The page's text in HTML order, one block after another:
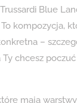
Blue
kompozycja,
–
chcesz poczuć
mają